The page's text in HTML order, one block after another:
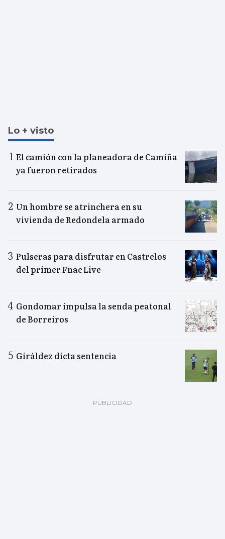
Lo + visto
El camión con la planeadora de Camiña
ya fueron retirados
Un hombre se atrinchera en su
vivienda de Redondela armado
Pulseras para disfrutar en Castrelos
del primer Fnac Live
Gondomar impulsa la senda peatonal
de Borreiros
Giráldez dicta sentencia